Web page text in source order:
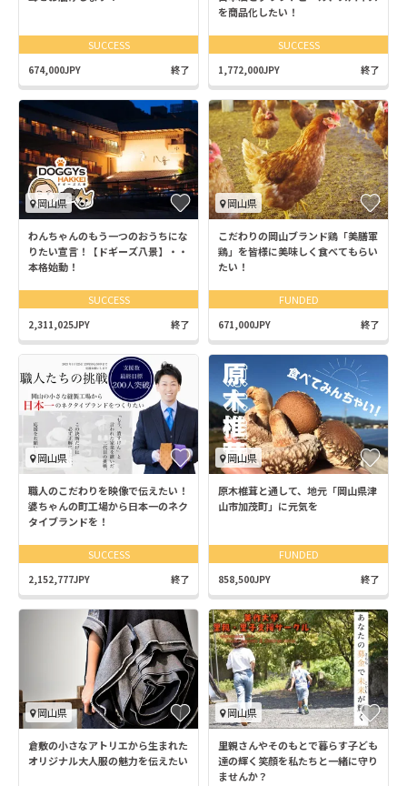
SUCCESS
674,000JPY 終了
を商品化したい！
SUCCESS
1,772,000JPY 終了
岡山県
わんちゃんのもう一つのおうちにな
りたい宣言！【ドギーズ八景】・・
本格始動！
SUCCESS
2,311,025JPY 終了
岡山県
こだわりの岡山ブランド鶏「美膳軍
鶏」を皆様に美味しく食べてもらい
たい！
FUNDED
671,000JPY 終了
岡山県
職人のこだわりを映像で伝えたい！
婆ちゃんの町工場から日本一のネク
タイブランドを！
SUCCESS
2,152,777JPY 終了
岡山県
原木椎茸と通して、地元「岡山県津
山市加茂町」に元気を
FUNDED
858,500JPY 終了
岡山県
倉敷の小さなアトリエから生まれた
オリジナル大人服の魅力を伝えたい
岡山県
里親さんやそのもとで暮らす子ども
達の輝く笑顔を私たちと一緒に守り
ませんか？